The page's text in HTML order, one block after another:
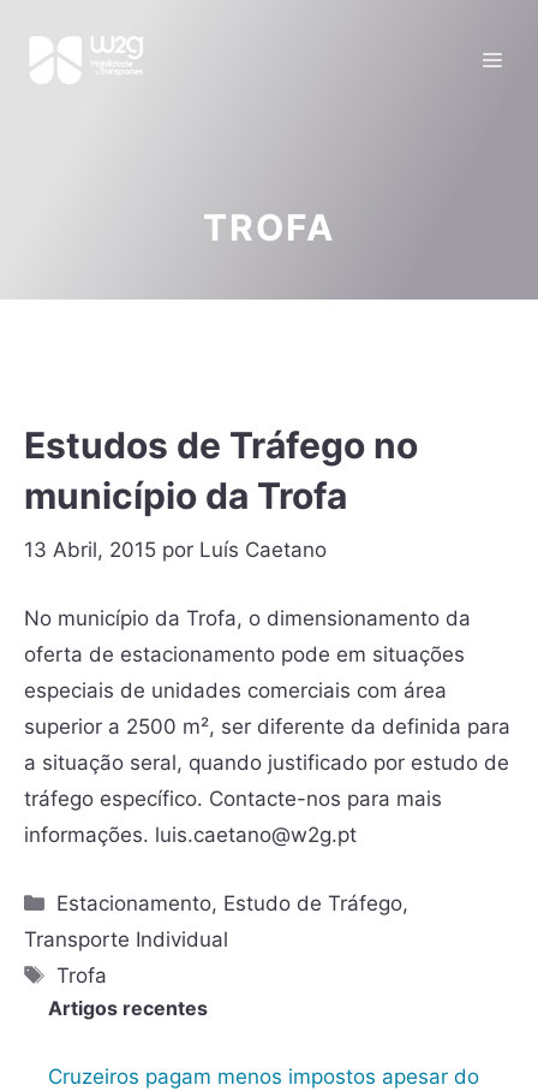
TROFA
Estudos de Tráfego no
município da Trofa
13 Abril, 2015 por Luís Caetano
No município da Trofa, o dimensionamento da
oferta de estacionamento pode em situações
especiais de unidades comerciais com área
superior a 2500 m², ser diferente da definida para
a situação seral, quando justificado por estudo de
tráfego específico. Contacte-nos para mais
informações. luis.caetano@w2g.pt
Estacionamento, Estudo de Tráfego,
Transporte Individual
Trofa
Artigos recentes
Cruzeiros pagam menos impostos apesar do